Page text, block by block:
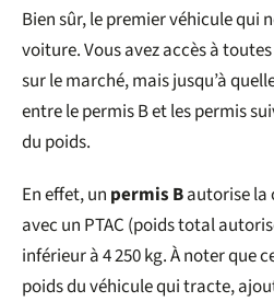
Bien sûr, le premier véhicule qui
voiture. Vous avez accès à
sur le marché, mais jusqu’à
entre le permis B et les permis
du poids.
En effet, un permis Bautorise la
avec un PTAC (poids total
inférieur à 4 250 kg. À noter que
poids du véhicule qui tracte,